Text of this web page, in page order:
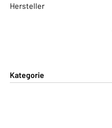
Hersteller
Kategorie